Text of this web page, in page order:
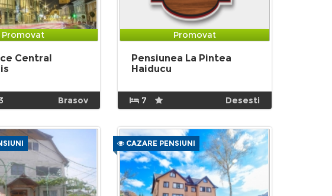
Promovat
Central
Brasov
Promovat
Pensiunea La Pintea
Haiducu
7 Desesti
CAZARE PENSIUNI